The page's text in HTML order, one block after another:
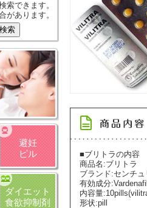
■ブリトラの内容
商品名:ブリトラ
ブランド:センチ
有効成分
内容量
形状:pill
索できます。
があります。
避妊
ピル
ダイエット
食欲抑制剤